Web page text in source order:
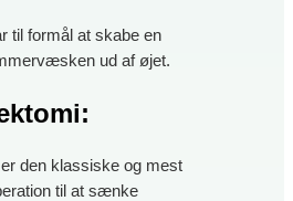
til formål at skabe en
ud af øjet.
:
den klassiske og mest
til at sænke